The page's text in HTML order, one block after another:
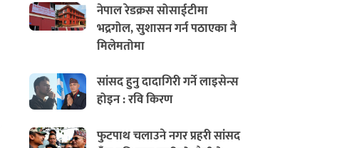
नेपाल रेडक्रस सोसाईटीमा
भद्रगोल, सुशासन गर्न पठाएका नै
मिलेमतोमा
सांसद हुनु दादागिरी गर्ने लाइसेन्स
होइन : रवि किरण
फुटपाथ चलाउने नगर प्रहरी सांसद